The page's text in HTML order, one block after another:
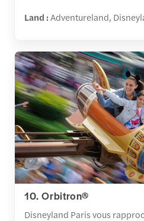
Land :Adventureland,
10. Orbitron®
Disneyland Paris vous